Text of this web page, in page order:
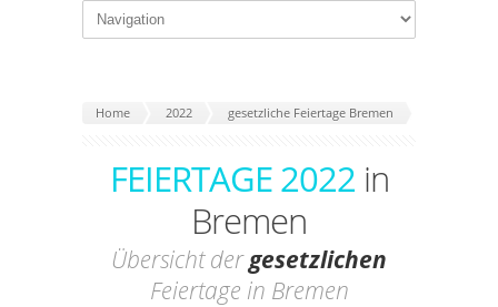
Home 2022 gesetzliche Feiertage Bremen
FEIERTAGE 2022 in
Bremen
Übersicht dergesetzlichen
Feiertage in Bremen